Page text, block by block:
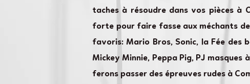
taches à résoudre dans vos pièces à
forte pour faire fasse aux méchants de
favoris: Mario Bros, Sonic, la Fée des
Mickey Minnie, Peppa Pig, PJ
ferons passer des épreuves rudes à